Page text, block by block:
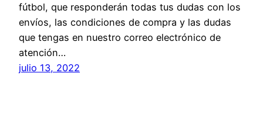
fútbol, que responderán todas tus dudas con los
envíos, las condiciones de compra y las dudas
que tengas en nuestro correo electrónico de
atención…
julio 13, 2022